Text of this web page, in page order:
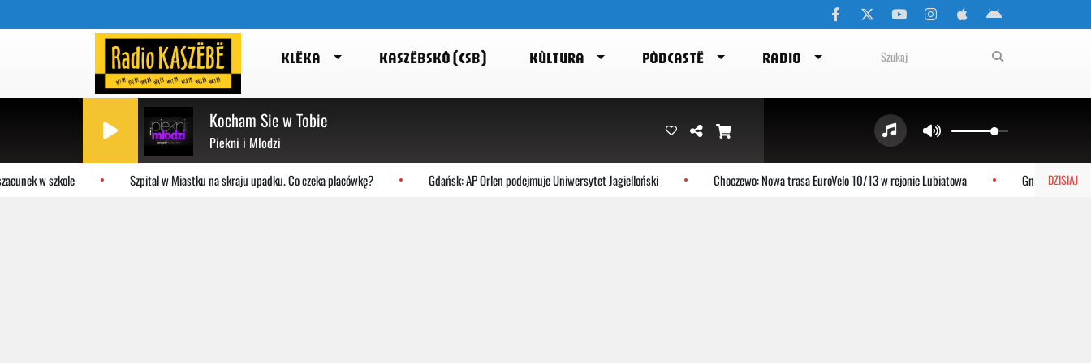
KLËKA KASZËBSKÔ (CSB) KÙLTURA PÒDCASTË RADIO
Kocham Sie w Tobie
Piekni i Mlodzi
DZISIAJ
w szkole Szpital w Miastku na skraju upadku. Co czeka placówkę? Gdańsk: AP Orlen podejmuje Uniwersytet Jagielloński Choczewo: Nowa trasa EuroVelo 10/13 w rejonie Lubiatowa Gniewino: